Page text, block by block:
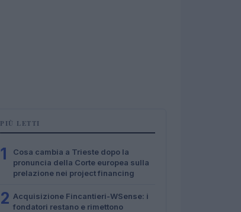
PIÙ LETTI
1
Cosa cambia a Trieste dopo la
pronuncia della Corte europea sulla
prelazione nei project financing
2 Acquisizione Fincantieri-WSense: i
fondatori restano e rimettono